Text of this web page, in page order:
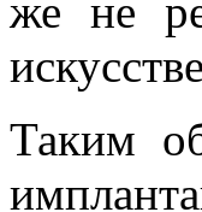
же не
Таким